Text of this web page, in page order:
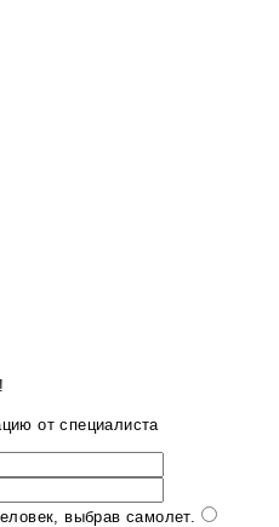
от специалиста
выбрав самолет.